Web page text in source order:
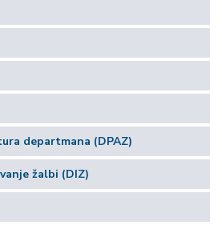
departmana (DPAZ)
žalbi (DIZ)